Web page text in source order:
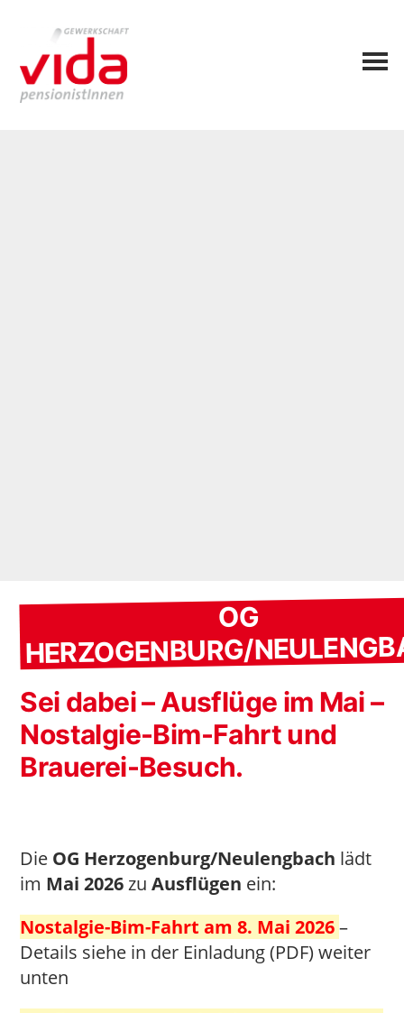
OG
HERZOGENBURG/
Sei dabei – Ausflüge im Mai –
Nostalgie-Bim-Fahrt und
Brauerei-Besuch.
Die OG Herzogenburg/Neulengbach lädt
im Mai 2026zuAusflügen ein:
Nostalgie-Bim-Fahrt am 8. Mai 2026–
Details siehe in der Einladung (PDF) weiter
unten